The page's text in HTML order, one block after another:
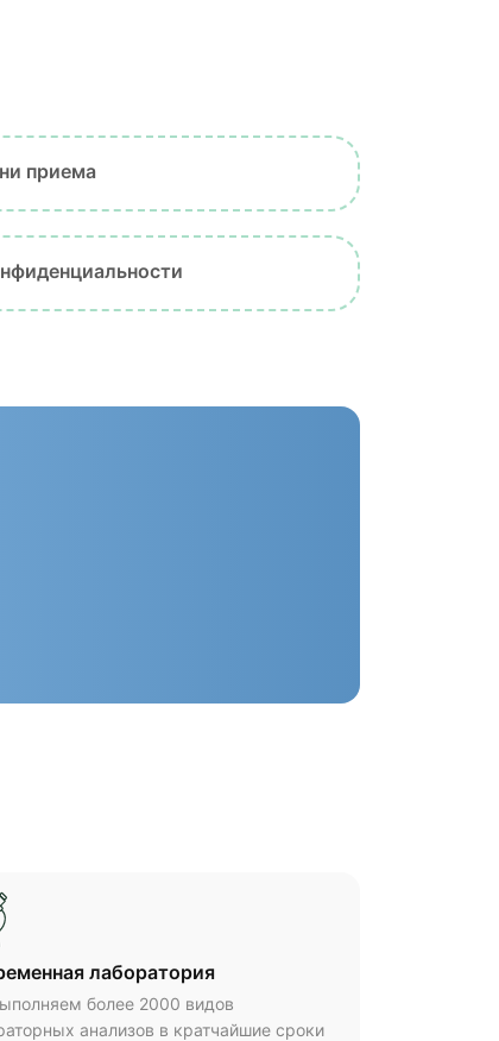
приема
лаборатория
более 2000 видов
анализов в кратчайшие сроки